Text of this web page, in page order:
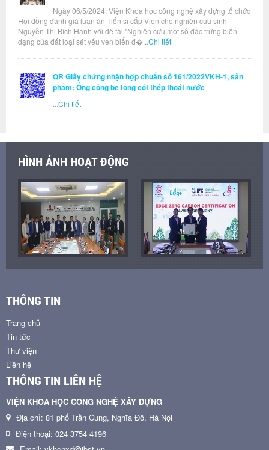
Ngày 06/5/2024, Viện Khoa học công nghệ xây dựng tổ chức
Hội đồng đánh giá luận án Tiến sĩ cấp Viện cho nghiên cứu sinh
Nguyễn Thị Bích Hạnh với đề tài "Nghiên cứu một số đặc trưng biến
dạng của đất loại sét yếu ven biển đ�... Chi tiết
QR Giấy chứng nhận hợp chuẩn số 161/2022VKH-1, sản
phẩm: Ống cống bê tông cốt thép thoát nước
Chi tiết
HÌNH ẢNH HOẠT ĐỘNG
THÔNG TIN
Trang chủ
Tin tức
Thư viện
Liên hệ
THÔNG TIN LIÊN HỆ
VIỆN KHOA HỌC CÔNG NGHỆ XÂY DỰNG
Địa chỉ: 81 phố Trần Cung, Nghĩa Đô, Hà Nội
Điện thoại: 024 3754 4196